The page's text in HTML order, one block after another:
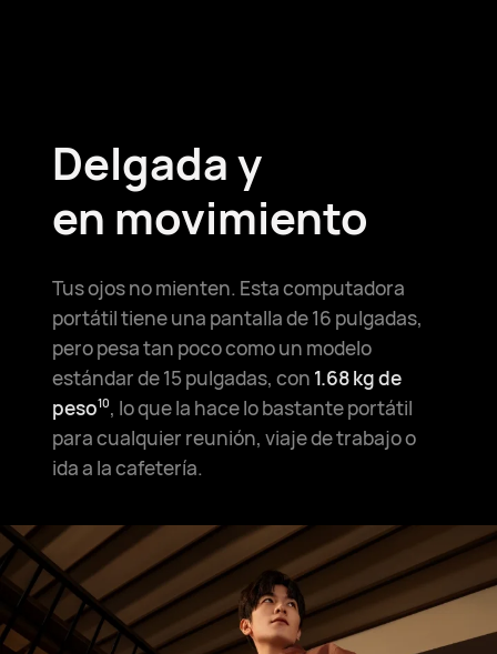
Delgada y
en movimiento
Tus ojos no mienten. Esta computadora
portátil tiene una pantalla de 16 pulgadas,
pero pesa tan poco como un modelo
estándar de 15 pulgadas, con 1.68 kg de
peso10, lo que la hace lo bastante portátil
para cualquier reunión, viaje de trabajo o
ida a la cafetería.